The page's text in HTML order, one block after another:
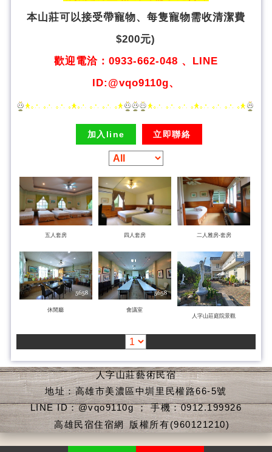
本山莊可以接受帶寵物、 每隻寵物需收清潔費
$200元)
歡迎電洽：0933-662-048 、LINE
ID:@vqo9110g、
加入line 立即聯絡
五人套房 四人套房 二人雅房-套房
休閒廳
會議室
人字山莊庭院景觀
人字山莊藝術民宿
地址：高雄市美濃區中圳里民權路66-5號
LINE ID：@vqo9110g ； 手機：0912.199926
高雄民宿住宿網 版權所有(960121210)